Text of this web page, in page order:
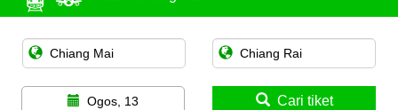
Ogos, 13 Cari tiket